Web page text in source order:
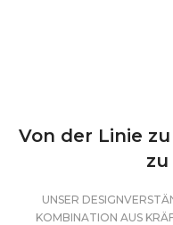
Von der Linie
UNSER
KOMBINATION AUS